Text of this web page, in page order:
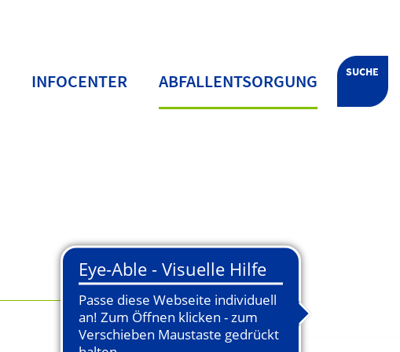
SUCHE
INFOCENTER ABFALLENTSORGUNG